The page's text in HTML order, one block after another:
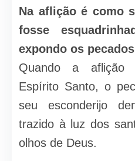
Na aflição é como
fosse
expondo os
Quando a aflição
Espírito Santo, o
seu esconderijo
trazido à luz dos
olhos de Deus.